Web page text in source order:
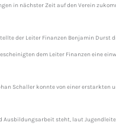
in nächster Zeit auf den Verein
der Leiter Finanzen Benjamin Durst
dem Leiter Finanzen eine
Schaller konnte von einer erstarkten
Ausbildungsarbeit steht, laut